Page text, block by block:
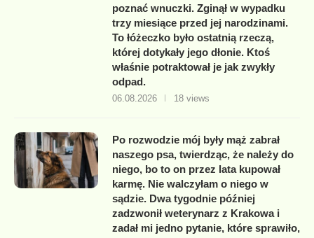
poznać wnuczki. Zginął w wypadku
trzy miesiące przed jej narodzinami.
To łóżeczko było ostatnią rzeczą,
której dotykały jego dłonie. Ktoś
właśnie potraktował je jak zwykły
odpad.
06.08.2026 18 views
Po rozwodzie mój były mąż zabrał
naszego psa, twierdząc, że należy do
niego, bo to on przez lata kupował
karmę. Nie walczyłam o niego w
sądzie. Dwa tygodnie później
zadzwonił weterynarz z Krakowa i
zadał mi jedno pytanie, które sprawiło,